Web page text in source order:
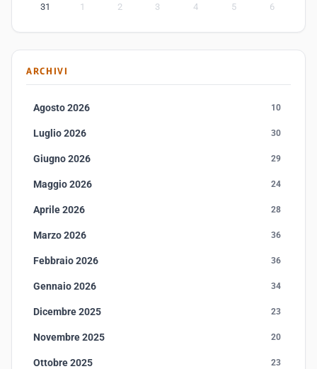
31 1 2 3 4 5 6
ARCHIVI
Agosto 2026 10
Luglio 2026 30
Giugno 2026 29
Maggio 2026 24
Aprile 2026 28
Marzo 2026 36
Febbraio 2026 36
Gennaio 2026 34
Dicembre 2025 23
Novembre 2025 20
Ottobre 2025 23